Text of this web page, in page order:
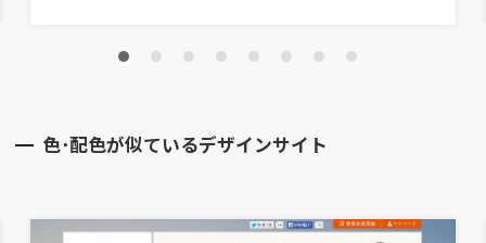
色･配色が似ているデザインサイト